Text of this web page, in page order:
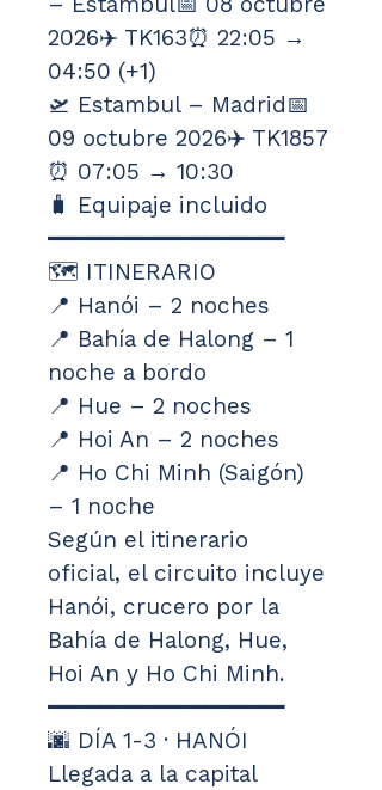
2026✈️ TK163⏰ 22:05 →
04:50 (+1)
🛫 Estambul – Madrid📅
09 octubre 2026✈️ TK1857
⏰ 07:05 → 10:30
🧳 Equipaje incluido
━━━━━━━━━━━━━━━━━━
🗺️ ITINERARIO
📍 Hanói – 2 noches
📍 Bahía de Halong – 1
noche a bordo
📍 Hue – 2 noches
📍 Hoi An – 2 noches
📍 Ho Chi Minh (Saigón)
– 1 noche
Según el itinerario
oficial, el circuito incluye
Hanói, crucero por la
Bahía de Halong, Hue,
Hoi An y Ho Chi Minh.
━━━━━━━━━━━━━━━━━━
🌆 DÍA 1-3 · HANÓI
Llegada a la capital